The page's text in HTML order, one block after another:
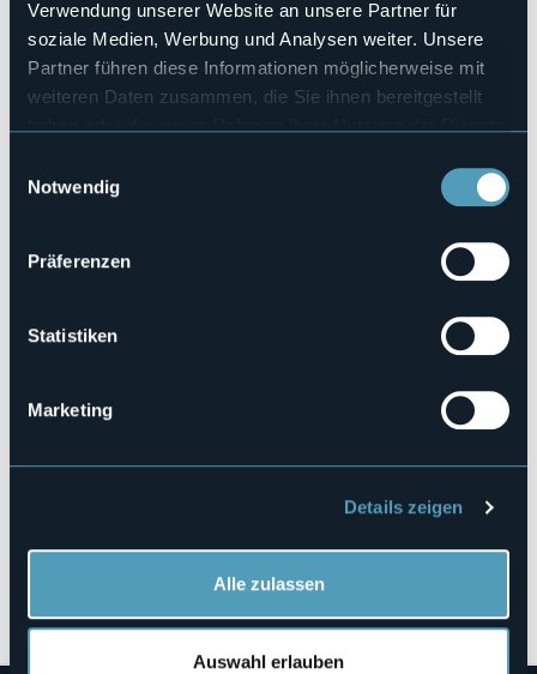
Verwendung unserer Website an unsere Partner für
soziale Medien, Werbung und Analysen weiter. Unsere
Partner führen diese Informationen möglicherweise mit
weiteren Daten zusammen, die Sie ihnen bereitgestellt
Notwendig
Präferenzen
Statistiken
Marketing
Details zeigen
Alle zulassen
Auswahl erlauben
Anzahl der Betten
3
E-mail
ilariatonet@hotmail.com
Telefon
Codice CIR
MERGOZZO (VB)
Öffnen Sie die Karte